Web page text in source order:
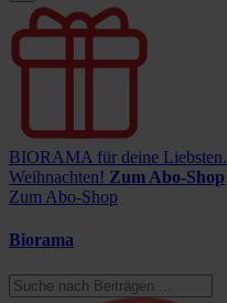
BIORAMA für deine Liebsten.
Weihnachten! Zum Abo-Shop
Zum Abo-Shop
Biorama